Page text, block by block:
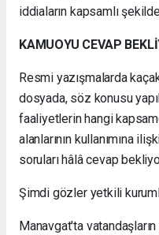
iddiaların kapsamlı
KAMUOYU CEVAP
Resmi yazışmalarda
dosyada, söz konusu
faaliyetlerin hangi
alanlarının kullanımına
soruları hâlâ cevap
Şimdi gözler yetkili
Manavgat'ta